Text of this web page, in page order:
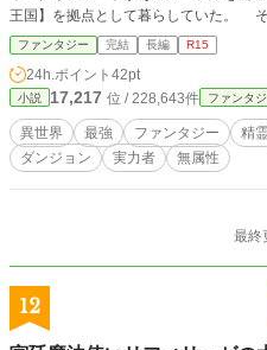
王国】を拠点として暮らしていた。
が、ある日相棒である契約精霊リルか
ジョンを探索しているとたった一人で
『盾の守護者』だと名乗る少女にはある目的が
ない「無」属性魔術師。されど「万能
の魔術は彼だけにしか扱えない。実力
一無二の無属性の力と仲間の想いを胸に再
扱うのは無属性魔術と『罪』の力。そ
ファンタジー 完結 長編 R15
24h.ポイント 42pt
小説 17,217 位 / 228,643件 ファンタ
異世界 最強 ファンタジー 精
ダンジョン
実力者 無属性
最終
12